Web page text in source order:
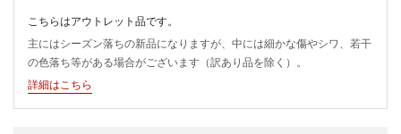
こちらはアウトレット品です。
主にはシーズン落ちの新品になりますが、中には細かな傷やシワ、若干
の色落ち等がある場合がございます（訳あり品を除く）。
詳細はこちら